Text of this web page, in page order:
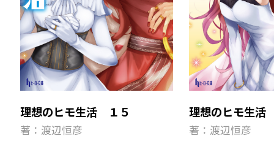
理想のヒモ生活 １５
著：渡辺恒彦
理想のヒモ生
著：渡辺恒彦